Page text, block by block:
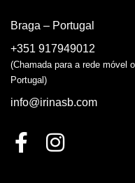
Braga – Portugal
+351 917949012
(Chamada para a rede móvel
Portugal)
info@irinasb.com